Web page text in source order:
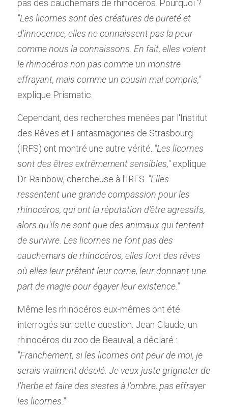
"Les licornes sont des créatures de pureté et
d'innocence, elles ne connaissent pas la peur
comme nous la connaissons. En fait, elles voient
le rhinocéros non pas comme un monstre
effrayant, mais comme un cousin mal compris,"
explique Prismatic.
Cependant, des recherches menées par l'Institut
des Rêves et Fantasmagories de Strasbourg
(IRFS) ont montré une autre vérité. "Les licornes
sont des êtres extrêmement sensibles," explique
Dr. Rainbow, chercheuse à l'IRFS. "Elles
ressentent une grande compassion pour les
rhinocéros, qui ont la réputation d'être agressifs,
alors qu'ils ne sont que des animaux qui tentent
de survivre. Les licornes ne font pas des
cauchemars de rhinocéros, elles font des rêves
où elles leur prêtent leur corne, leur donnant une
part de magie pour égayer leur existence."
Même les rhinocéros eux-mêmes ont été
interrogés sur cette question. Jean-Claude, un
"Franchement, si les licornes ont peur de moi, je
serais vraiment désolé. Je veux juste grignoter de
l'herbe et faire des siestes à l'ombre, pas effrayer
les licornes."